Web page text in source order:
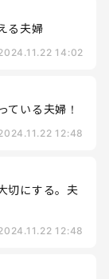
る夫婦
14:02
ている夫婦！
12:48
切にする。夫
12:48